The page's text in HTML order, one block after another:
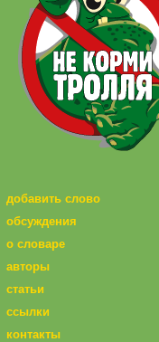
добавить слово
обсуждения
о словаре
авторы
статьи
ссылки
контакты